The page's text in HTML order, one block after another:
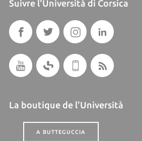
Suivre l'Università di Corsica
La boutique de l'Università
A BUTTEGUCCIA